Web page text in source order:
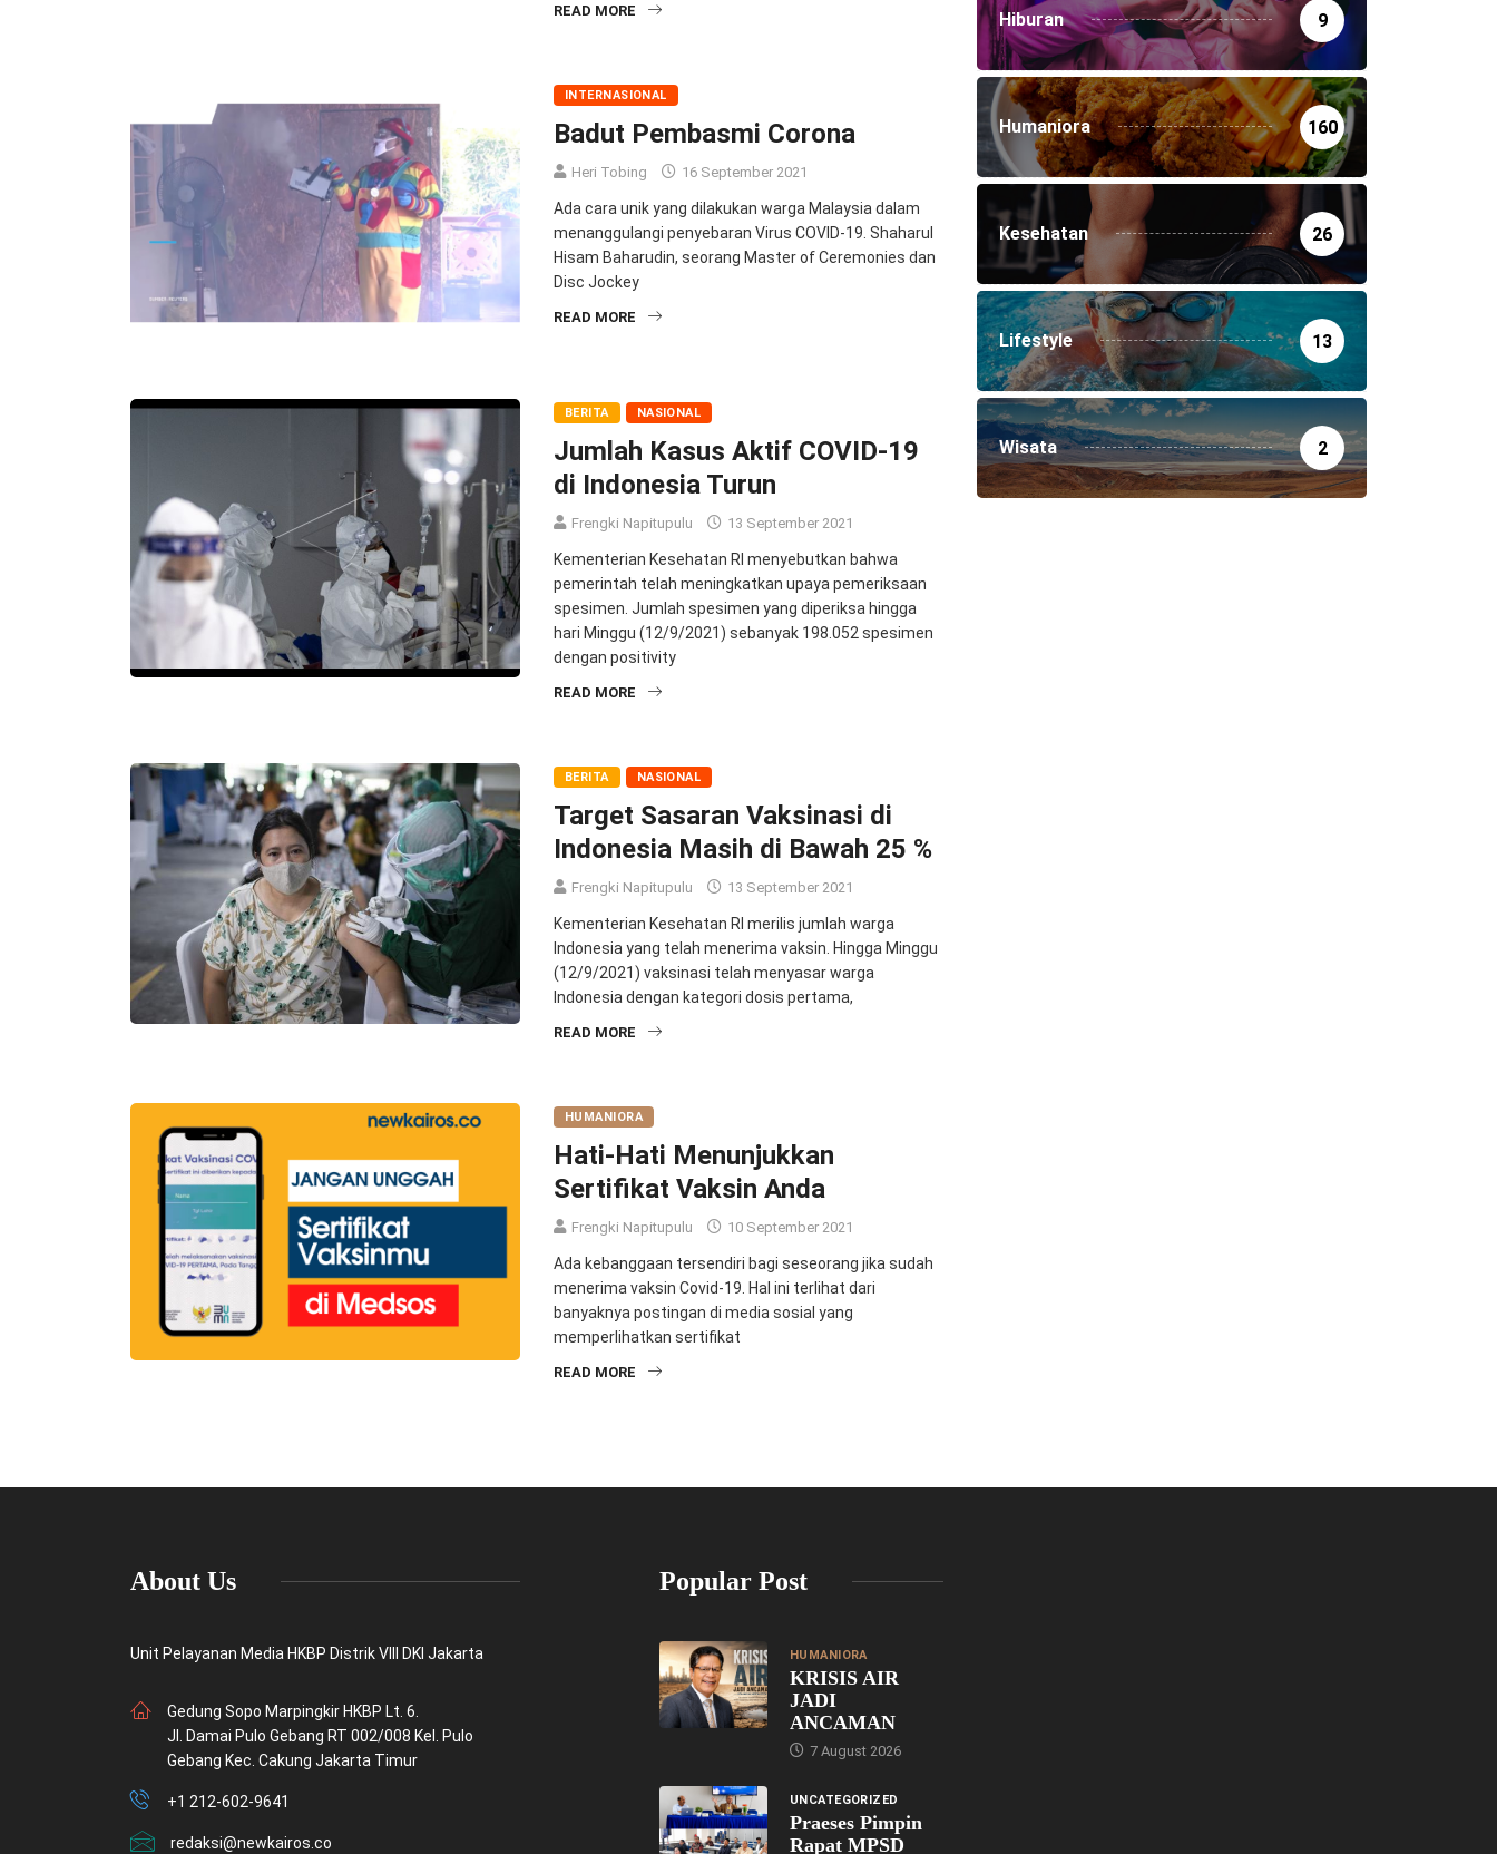
READ MORE
INTERNASIONAL
Badut Pembasmi Corona
Heri Tobing 16 September 2021
Ada cara unik yang dilakukan warga Malaysia dalam
menanggulangi penyebaran Virus COVID-19. Shaharul
Hisam Baharudin, seorang Master of Ceremonies dan
Disc Jockey
READ MORE
BERITA NASIONAL
Jumlah Kasus Aktif COVID-19
di Indonesia Turun
Frengki Napitupulu 13 September 2021
Kementerian Kesehatan RI menyebutkan bahwa
pemerintah telah meningkatkan upaya pemeriksaan
spesimen. Jumlah spesimen yang diperiksa hingga
hari Minggu (12/9/2021) sebanyak 198.052 spesimen
dengan positivity
READ MORE
BERITA NASIONAL
Target Sasaran Vaksinasi di
Indonesia Masih di Bawah 25 %
Frengki Napitupulu 13 September 2021
Kementerian Kesehatan RI merilis jumlah warga
Indonesia yang telah menerima vaksin. Hingga Minggu
(12/9/2021) vaksinasi telah menyasar warga
Indonesia dengan kategori dosis pertama,
READ MORE
HUMANIORA
Hati-Hati Menunjukkan
Sertifikat Vaksin Anda
Frengki Napitupulu 10 September 2021
Ada kebanggaan tersendiri bagi seseorang jika sudah
menerima vaksin Covid-19. Hal ini terlihat dari
banyaknya postingan di media sosial yang
memperlihatkan sertifikat
READ MORE
Hiburan 9
Humaniora 160
Kesehatan 26
Lifestyle 13
Wisata 2
About Us
Unit Pelayanan Media HKBP Distrik VIII DKI Jakarta
Gedung Sopo Marpingkir HKBP Lt. 6.
Jl. Damai Pulo Gebang RT 002/008 Kel. Pulo
Gebang Kec. Cakung Jakarta Timur
+1 212-602-9641
redaksi@newkairos.co
Popular Post
HUMANIORA
KRISIS AIR
JADI
ANCAMAN
7 August 2026
UNCATEGORIZED
Praeses Pimpin
Rapat MPSD